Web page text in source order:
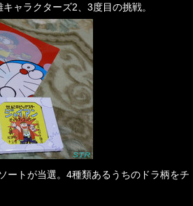
ャラクターズ2、3度目の挑戦。
ートが当選。4種類あるうちのドラ柄をチ